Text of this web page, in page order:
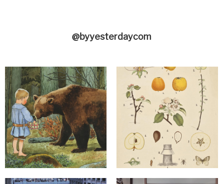
@byyesterdaycom